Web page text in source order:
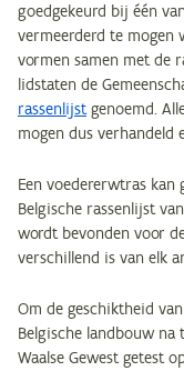
goedgekeurd bij één
vermeerderd te mogen
vormen samen met de
lidstaten de
rassenlijstgenoemd.
mogen dus verhandeld
Een voedererwtras
Belgische rassenlijst
wordt bevonden voor
verschillend is van elk
Om de geschiktheid
Belgische landbouw na
Waalse Gewest getest